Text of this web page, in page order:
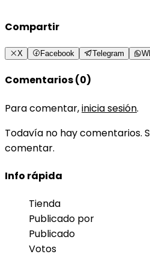
Compartir
X Facebook Telegram
Comentarios (0)
Para comentar,inicia sesión.
Todavía no hay comentarios.
comentar.
Info rápida
Tienda
Publicado por
Publicado
Votos